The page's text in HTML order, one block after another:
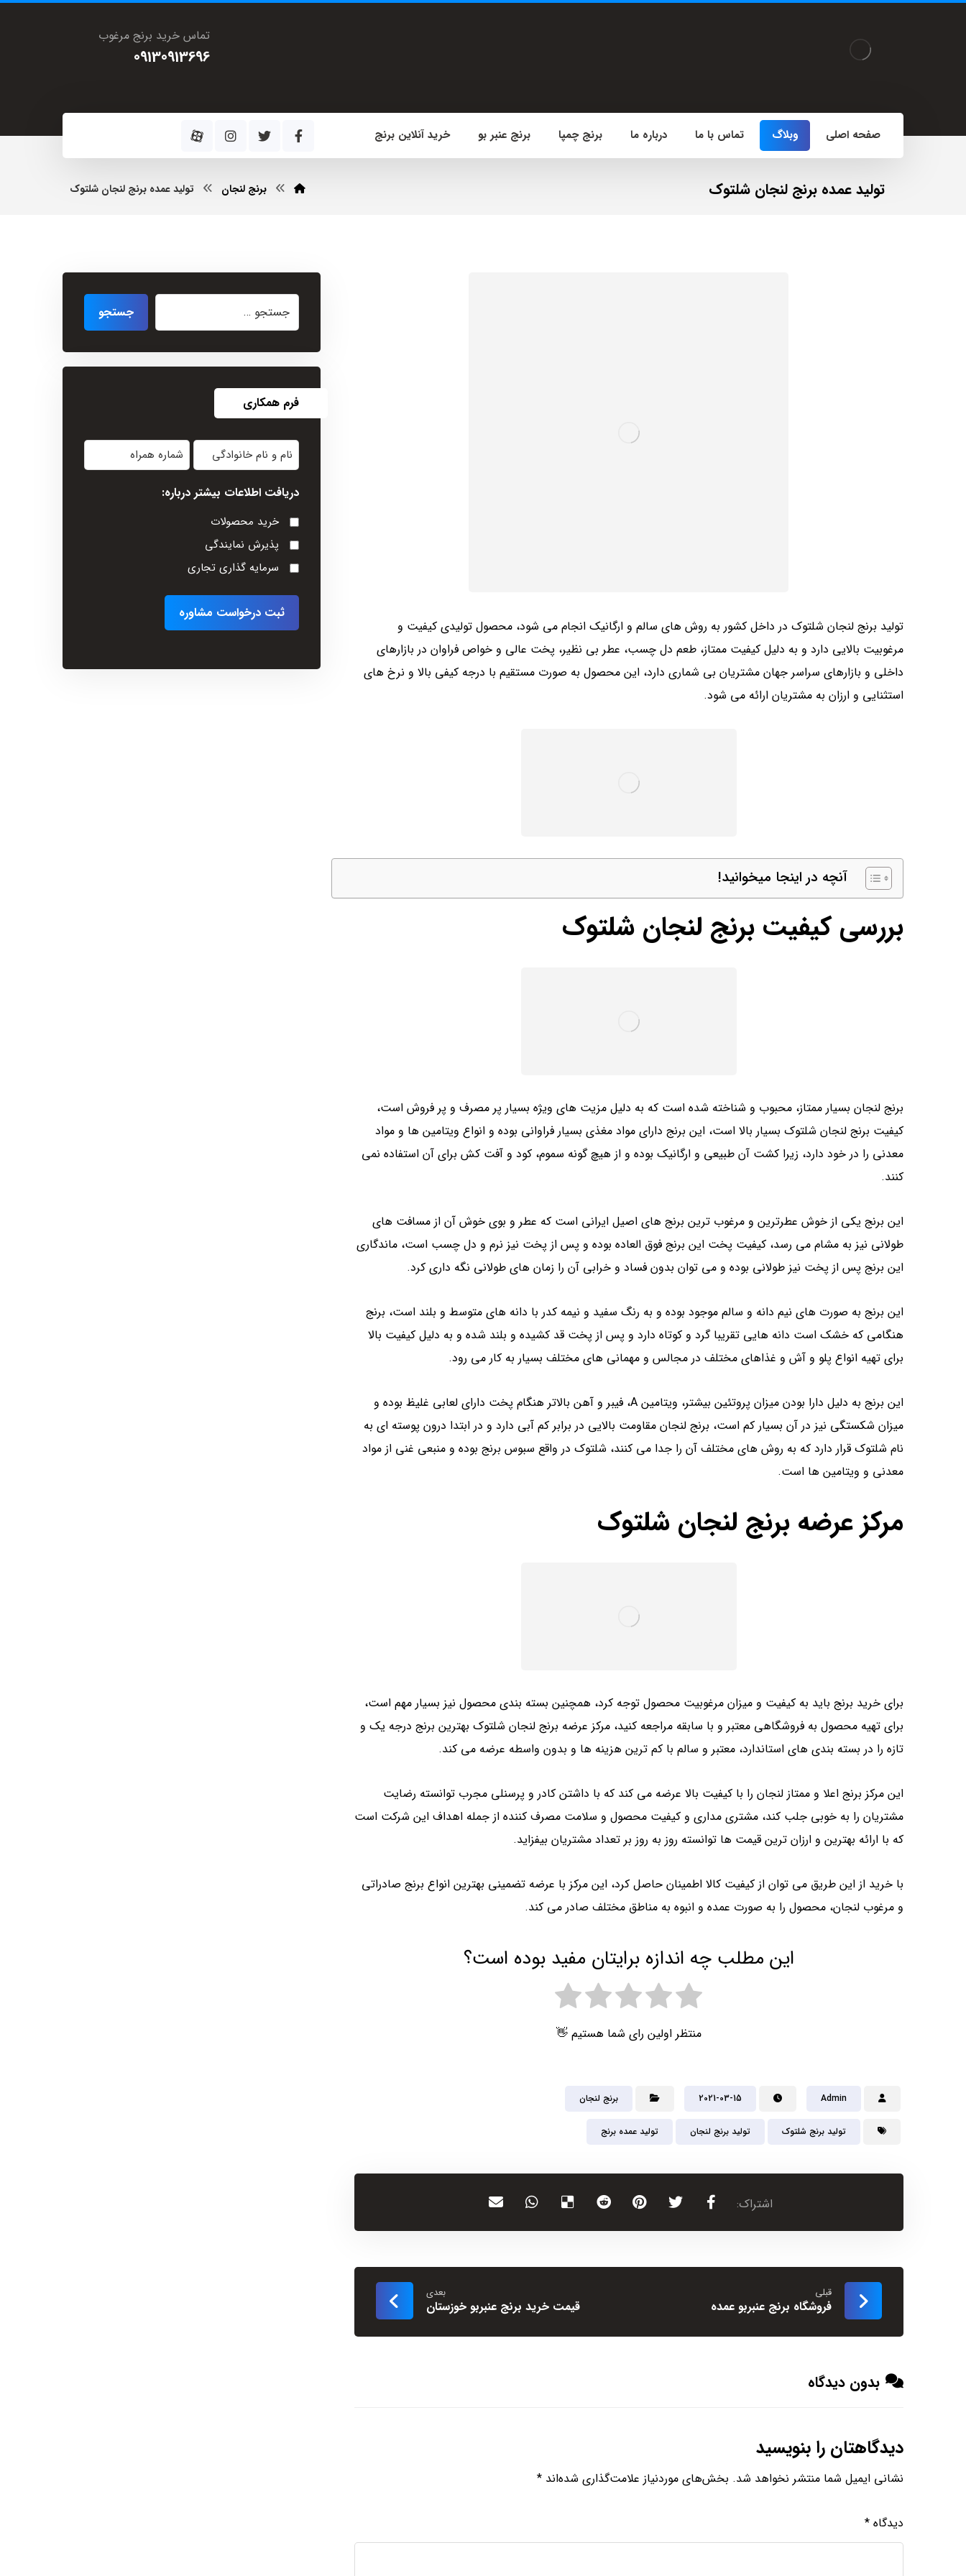
تماس خرید برنج مرغوب
09130913696
صفحه اصلی وبلاگ تماس با ما درباره ما برنج چمپا برنج عنبر بو خرید آنلاین برنج
تولید عمده برنج لنجان شلتوک برنج لنجان تولید عمده برنج لنجان شلتوک
تولید برنج لنجان شلتوک در داخل کشور به روش ‌های سالم و ارگانیک انجام می شود، محصول تولیدی کیفیت و
مرغوبیت بالایی دارد و به دلیل کیفیت ممتاز، طعم دل چسب، عطر بی نظیر، پخت عالی و خواص فراوان در بازارهای
داخلی و بازارهای سراسر جهان مشتریان بی شماری دارد، این محصول به صورت مستقیم با درجه کیفی بالا و نرخ های
استثنایی و ارزان به مشتریان ارائه می شود.
آنچه در اینجا میخوانید!
بررسی کیفیت برنج لنجان شلتوک
برنج لنجان بسیار ممتاز، محبوب و شناخته شده است که به دلیل مزیت های ویژه بسیار پر مصرف و پر فروش است،
کیفیت برنج لنجان شلتوک بسیار بالا است، این برنج دارای مواد مغذی بسیار فراوانی بوده و انواع ویتامین ها و مواد
معدنی را در خود دارد، زیرا کشت آن طبیعی و ارگانیک بوده و از هیچ گونه سموم، کود و آفت کش برای آن استفاده نمی
کنند.
این برنج یکی از خوش عطرترین و مرغوب ترین برنج های اصیل ایرانی است که عطر و بوی خوش آن از مسافت های
طولانی نیز به مشام می ‌رسد، کیفیت پخت این برنج فوق العاده بوده و پس از پخت نیز نرم و دل چسب است، ماندگاری
این برنج پس از پخت نیز طولانی بوده و می ‌توان بدون فساد و خرابی آن را زمان های طولانی نگه داری کرد.
این برنج به صورت های نیم دانه و سالم موجود بوده و به رنگ سفید و نیمه کدر با دانه های متوسط و بلند است، برنج
هنگامی که خشک است دانه هایی تقریبا گرد و کوتاه دارد و پس از پخت قد کشیده و بلند شده و به دلیل کیفیت بالا
برای تهیه انواع پلو و آش و غذاهای مختلف در مجالس و مهمانی های مختلف بسیار به کار می رود.
این برنج به دلیل دارا بودن میزان پروتئین بیشتر، ویتامین A، فیبر و آهن بالاتر هنگام پخت دارای لعابی غلیظ بوده و
میزان شکستگی نیز در آن بسیار کم است، برنج لنجان مقاومت بالایی در برابر کم آبی دارد و در ابتدا درون پوسته ای به
نام شلتوک قرار دارد که به روش ‌های مختلف آن را جدا می کنند، شلتوک در واقع سبوس برنج بوده و منبعی غنی از مواد
معدنی و ویتامین ها است.
مرکز عرضه برنج لنجان شلتوک
برای خرید برنج باید به کیفیت و میزان مرغوبیت محصول توجه کرد، همچنین بسته بندی محصول نیز بسیار مهم است،
برای تهیه محصول به فروشگاهی معتبر و با سابقه مراجعه کنید، مرکز عرضه برنج لنجان شلتوک بهترین برنج درجه یک و
تازه را در بسته بندی های استاندارد، معتبر و سالم با کم ترین هزینه ها و بدون واسطه عرضه می کند.
این مرکز برنج اعلا و ممتاز لنجان را با کیفیت بالا عرضه می کند که با داشتن کادر و پرسنلی مجرب توانسته رضایت
مشتریان را به خوبی جلب کند، مشتری‌ مداری و کیفیت محصول و سلامت مصرف کننده از جمله اهداف این شرکت است
که با ارائه بهترین و ارزان ترین قیمت ها توانسته روز به روز بر تعداد مشتریان بیفزاید.
با خرید از این طریق می توان از کیفیت کالا اطمینان حاصل کرد، این مرکز با عرضه تضمینی بهترین انواع برنج صادراتی
و مرغوب لنجان، محصول را به صورت عمده و انبوه به مناطق مختلف صادر می کند.
این مطلب چه اندازه برایتان مفید بوده است؟
منتظر اولین رای شما هستیم 👋
Admin
2021-03-15 برنج لنجان
تولید برنج شلتوک تولید برنج لنجان تولید عمده برنج
قبلی
فروشگاه برنج عنبربو عمده
بعدی
قیمت خرید برنج عنبربو خوزستان
بدون دیدگاه
دیدگاهتان را بنویسید
نشانی ایمیل شما منتشر نخواهد شد. بخش‌های موردنیاز علامت‌گذاری شده‌اند *
دیدگاه *
فرم همکاری
نام
و
نام
خانوادگی
(Required)
شماره
همراه
دریافت اطلاعات بیشتر درباره:
خرید محصولات
پذیرش نمایندگی
سرمایه گذاری تجاری